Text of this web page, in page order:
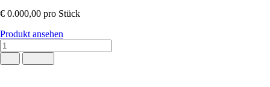
€ 0.000,00 pro Stück
Produkt ansehen